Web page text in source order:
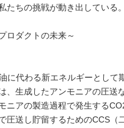
たちの挑戦が動き出している。
ロダクトの未来～
に代わる新エネルギーとして
、生成したアンモニアの圧送
ニアの製造過程で発生する
圧送し貯留するためのCCS（